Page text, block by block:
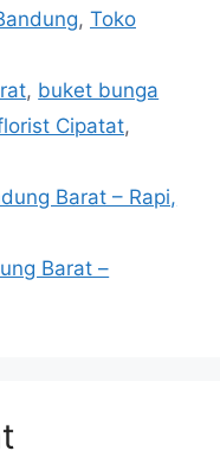
, Toko
, buket bunga
Cipatat,
Barat – Rapi,
Barat –